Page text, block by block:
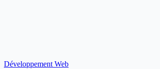
Développement Web